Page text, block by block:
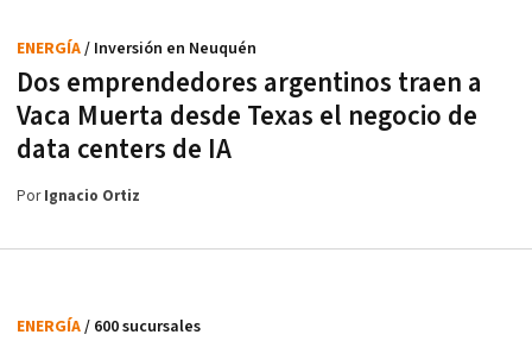
Dos emprendedores argentinos traen a
Vaca Muerta desde Texas el negocio de
data centers de IA
ENERGÍA/ Inversión en Neuquén
PorIgnacio Ortiz
ENERGÍA/ 600 sucursales